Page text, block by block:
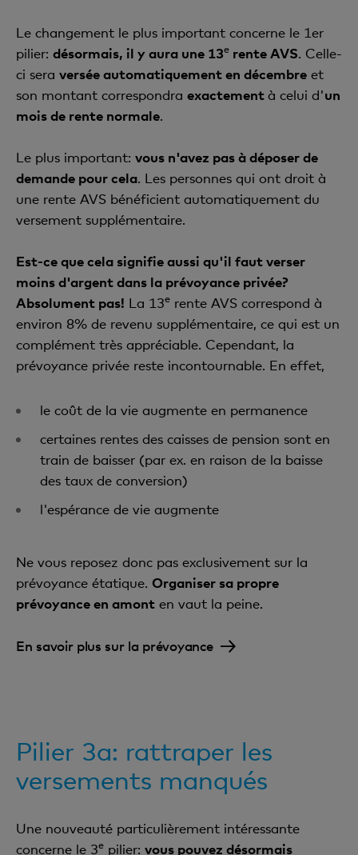
Le changement le plus important concerne le 1er
pilier: désormais, il y aura une 13e rente AVS. Celle-
ci sera versée automatiquement en décembre et
son montant correspondra exactementà celui d'un
mois de rente normale.
Le plus important: vous n'avez pas à déposer de
demande pour cela. Les personnes qui ont droit à
une rente AVS bénéficient automatiquement du
versement supplémentaire.
Est-ce que cela signifie aussi qu'il faut verser
moins d'argent dans la prévoyance privée?
Absolument pas! La 13e rente AVS correspond à
environ 8% de revenu supplémentaire, ce qui est un
complément très appréciable. Cependant, la
prévoyance privée reste incontournable. En effet,
le coût de la vie augmente en permanence
certaines rentes des caisses de pension sont en
train de baisser (par ex. en raison de la baisse
des taux de conversion)
l'espérance de vie augmente
Ne vous reposez donc pas exclusivement sur la
prévoyance étatique. Organiser sa propre
prévoyance en amont en vaut la peine.
En savoir plus sur la prévoyance
Pilier 3a: rattraper les
versements manqués
Une nouveauté particulièrement intéressante
concerne le 3e pilier: vous pouvez désormais